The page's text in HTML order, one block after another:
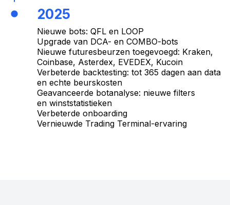
2025
Nieuwe bots: QFL en LOOP
Upgrade van DCA- en COMBO-bots
Nieuwe futuresbeurzen toegevoegd: Kraken,
Coinbase, Asterdex, EVEDEX, Kucoin
Verbeterde backtesting: tot 365 dagen aan data
en echte beurskosten
Geavanceerde botanalyse: nieuwe filters
en winststatistieken
Verbeterde onboarding
Vernieuwde Trading Terminal-ervaring